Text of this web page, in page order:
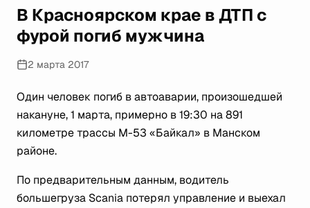
В Красноярском крае в ДТП с
фурой погиб мужчина
2 марта 2017
Один человек погиб в автоаварии, произошедшей
накануне, 1 марта, примерно в 19:30 на 891
километре трассы М-53 «Байкал» в Манском
районе.
По предварительным данным, водитель
большегруза Scania потерял управление и выехал